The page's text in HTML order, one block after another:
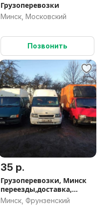
Грузоперевозки
Минск, Московский
Позвонить
35 р.
Грузоперевозки, Минск
переезды,доставка,
грузчики, вывоз хлама,
Минск, Фрунзенский